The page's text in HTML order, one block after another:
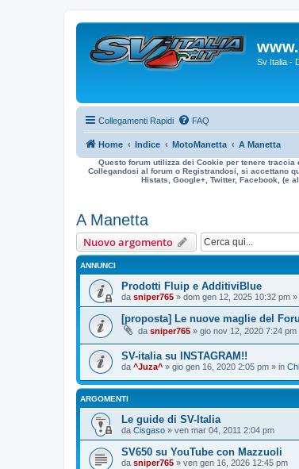
Sv Italia -
Collegamenti Rapidi FAQ
Home Indice MotoManetta A Manetta
Questo forum utilizza dei Cookie per tenere
Collegandosi al forum o Registrandosi, si accettano
Histats, Google+, Twitter, Facebook, (e
A Manetta
Nuovo argomento
ANNUNCI
Prodotti Fluip e AdditiviBlue
da sniper765 » dom gen 12, 2025 10:32 pm »
[proposta] Le nuove maglie del
da sniper765 » gio nov 12, 2020 7:24 pm
SV-italia su INSTAGRAM!!
da ^Juza^ » gio gen 16, 2020 2:05 pm » in
ARGOMENTI
Le guide di SV-Italia
da Cisgaso » ven mar 04, 2011 2:04 pm
SV650 su YouTube con Mazzuoli
da sniper765 » ven gen 16, 2026 12:45 pm